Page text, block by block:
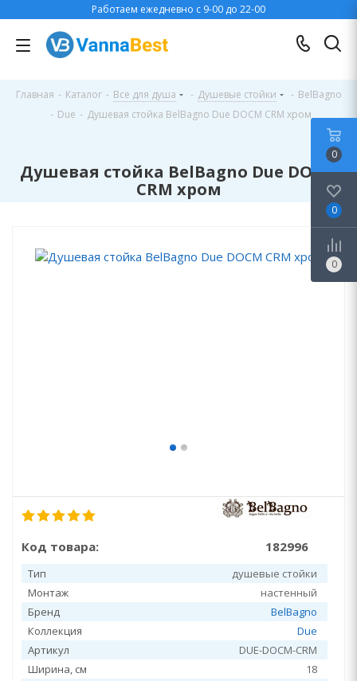
Работаем ежедневно с 9-00 до 22-00
Главная - Каталог - Все для душа - Душевые стойки - BelBagno
- Due - Душевая стойка BelBagno Due DOCM CRM хром
Душевая стойка BelBagno Due DOCM
CRM хром
Код товара: 182996
Тип
душевые стойки
Монтаж
настенный
Бренд
BelBagno
Коллекция
Due
Артикул
DUE-DOCM-CRM
Ширина, см
18
0
0
0